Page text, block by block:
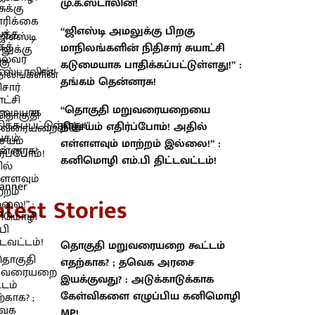
“ஜிஎஸ்டி அமலுக்கு பிறகு
மாநிலங்களின் நிதிசார் சுயாட்சி
கடுமையாக பாதிக்கப்பட்டுள்ளது!” :
தங்கம் தென்னரசு!
“தொகுதி மறுவரையறையை
நிச்சயம் எதிர்ப்போம்! அதில்
எள்ளளவும் மாற்றம் இல்லை!” :
கனிமொழி எம்.பி திட்டவட்டம்!
Stories
தொகுதி மறுவரையறை கூட்டம்
எதற்காக? ; தவெக அரசை
இயக்குவது? : அடுக்காடுக்காக
கேள்விகளை எழுப்பிய கனிமொழி